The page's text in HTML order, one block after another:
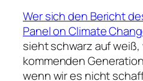
Wer sich den Bericht
Panel on Climate
sieht schwarz auf weiß,
kommenden
wenn wir es nicht